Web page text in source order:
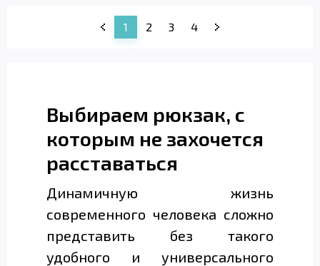
1 2 3 4
Выбираем рюкзак, с
которым не захочется
расставаться
Динамичную жизнь
современного человека сложно
представить без такого
удобного и универсального